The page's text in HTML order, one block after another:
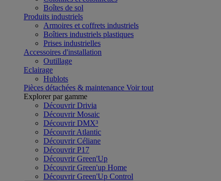
Boîtes de sol
Produits industriels
Armoires et coffrets industriels
Boîtiers industriels plastiques
Prises industrielles
Accessoires d'installation
Outillage
Eclairage
Hublots
Pièces détachées & maintenance Voir tout
Explorer par gamme
Découvrir Drivia
Découvrir Mosaic
Découvrir DMX³
Découvrir Atlantic
Découvrir Céliane
Découvrir P17
Découvrir Green'Up
Découvrir Green'up Home
Découvrir Green'Up Control